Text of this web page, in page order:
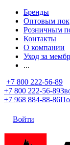
Бренды
Оптовым
Розничным
Контакты
О компании
Уход за
...
+7 800 222-56-89
+7 800 222-56-89
+7 968 884-88-86По
Войти